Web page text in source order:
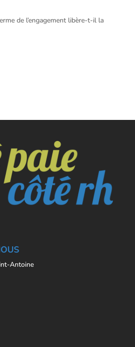
de l’engagement libère-t-il la
Antoine